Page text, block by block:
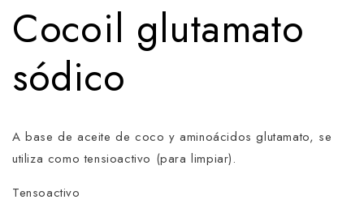
Cocoil glutamato
sódico
A base de aceite de coco y aminoácidos glutamato, se
utiliza como tensioactivo (para limpiar).
Tensoactivo